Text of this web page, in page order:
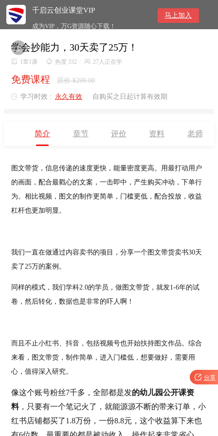
千启云创业课堂VIP
成为VIP，万G资源随心下载！
马上加入

学会抄能力，30天卖了25万！
 1章1课  热度 332  27人正在学
免费课程 原价 ¥299.00
 学习时效 : 永久有效 自购买之日起计算有效期
简介 章节 评价 资料 老师
图文带货，信息传递的速度更快，能量密度更高。用最打动用户
的画面，配合最戳心的文案，一击即中，产生购买冲动，下单行
为。相比视频，图文的制作更简单，门槛更低，配合投放，收益
杠杆也更加明显。
我们一直在做通过内容卖书的项目，分享一个图文带货卖书30天
卖了25万的案例。
同样的模式，我们学科2.0的学员，做图文带货，就发1-6年的试
卷，然后转化，数据也是非常的吓人啊！
而且不止小红书、抖音，包括视频号也开始扶持图文作品。综合
来看，图文带货，制作简单，进入门槛低，想要做好，需要用
心，值得深入研究。
像这个账号粉丝7千多，全部都是发的幼儿园公开课资
料，只要有一个笔记火了，就能源源不断的带来订单，小
红书店铺都买了1.8万份，一份8.8元，这个收益算下来也
 分享